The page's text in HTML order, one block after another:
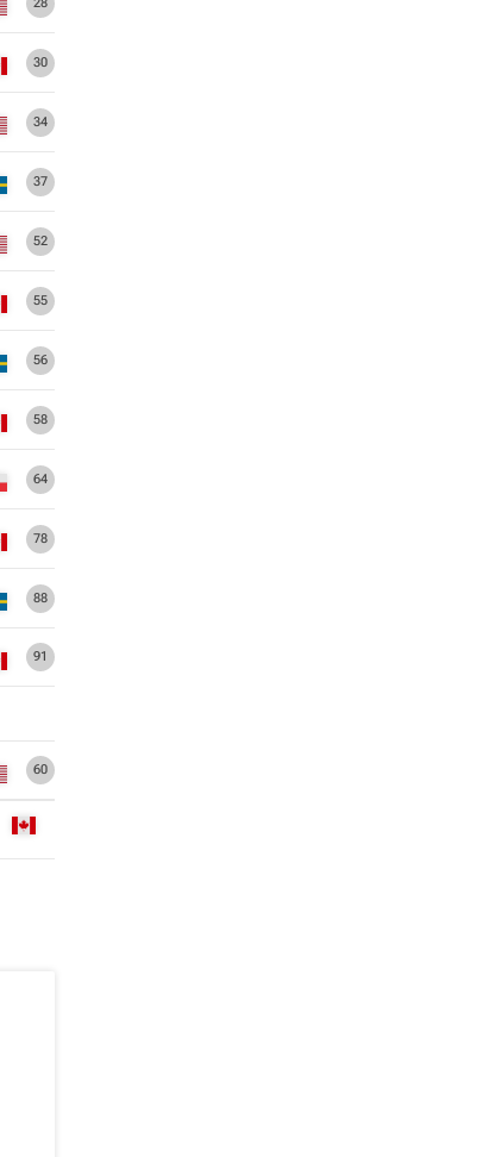
30
34
37
52
55
56
58
64
78
88
91
60